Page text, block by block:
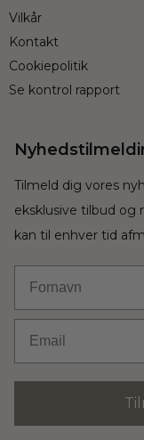
Vilkår
Kontakt
Cookiepolitik
Se kontrol rapport
Tilmeld dig vores
eksklusive tilbud og
kan til enhver tid